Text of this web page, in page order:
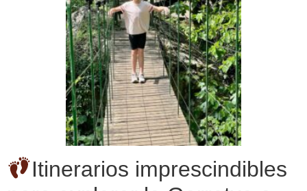
Itinerarios imprescindibles